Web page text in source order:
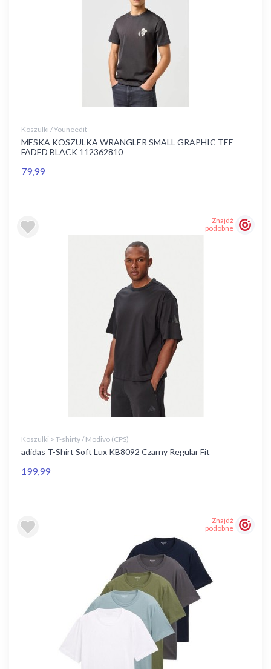
Koszulki / Youneedit
MESKA KOSZULKA WRANGLER SMALL GRAPHIC TEE
FADED BLACK 112362810
79,99
Znajdź
podobne
Koszulki > T-shirty / Modivo (CPS)
adidas T-Shirt Soft Lux KB8092 Czarny Regular Fit
199,99
Znajdź
podobne